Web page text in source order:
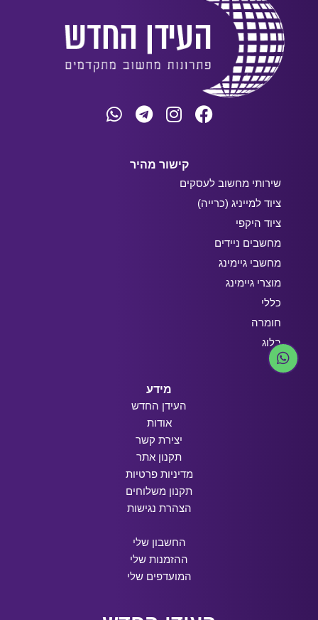
קישור מהיר
שירותי מחשוב לעסקים
ציוד למייניג (כרייה)
ציוד היקפי
מחשבים ניידים
מחשבי גיימינג
מוצרי גיימינג
כללי
חומרה
בלוג
מידע
העידן החדש
אודות
יצירת קשר
תקנון אתר
מדיניות פרטיות
תקנון משלוחים
הצהרת נגישות
החשבון שלי
ההזמנות שלי
המועדפים שלי